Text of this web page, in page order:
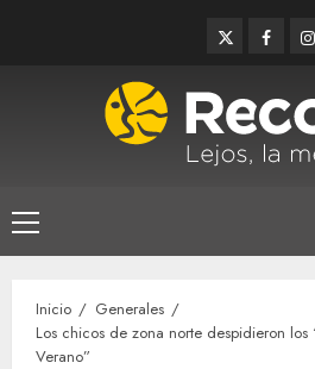
Twitter
Menú
principal
Inicio
Generales
Los chicos de zona norte despidieron los
Verano”